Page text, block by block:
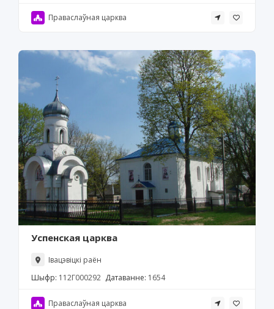
Праваслаўная царква
Успенская царква
Івацэвіцкі раён
Шыфр: 112Г000292 Датаванне: 1654
Праваслаўная царква